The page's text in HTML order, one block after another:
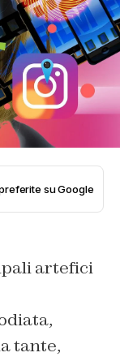
su Google
artefici
tante,